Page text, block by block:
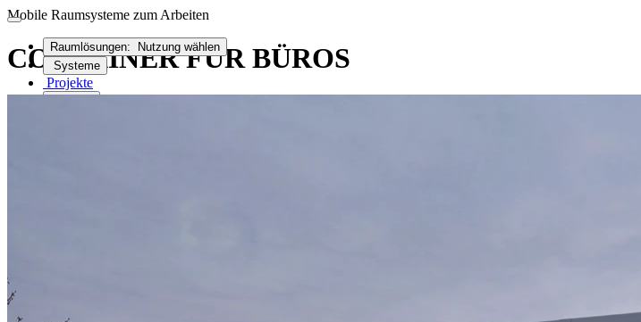
Raumlösungen:
Nutzung wählen
Systeme
Projekte
Mobile Raumsysteme zum Arbeiten
CONTAINER FÜR BÜROS